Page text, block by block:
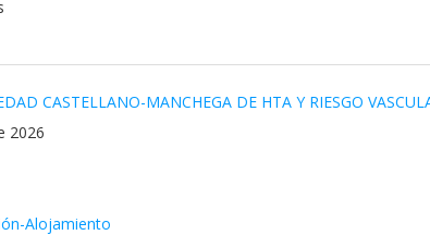
CASTELLANO-MANCHEGA DE HTA Y RIESGO
2026
Alojamiento